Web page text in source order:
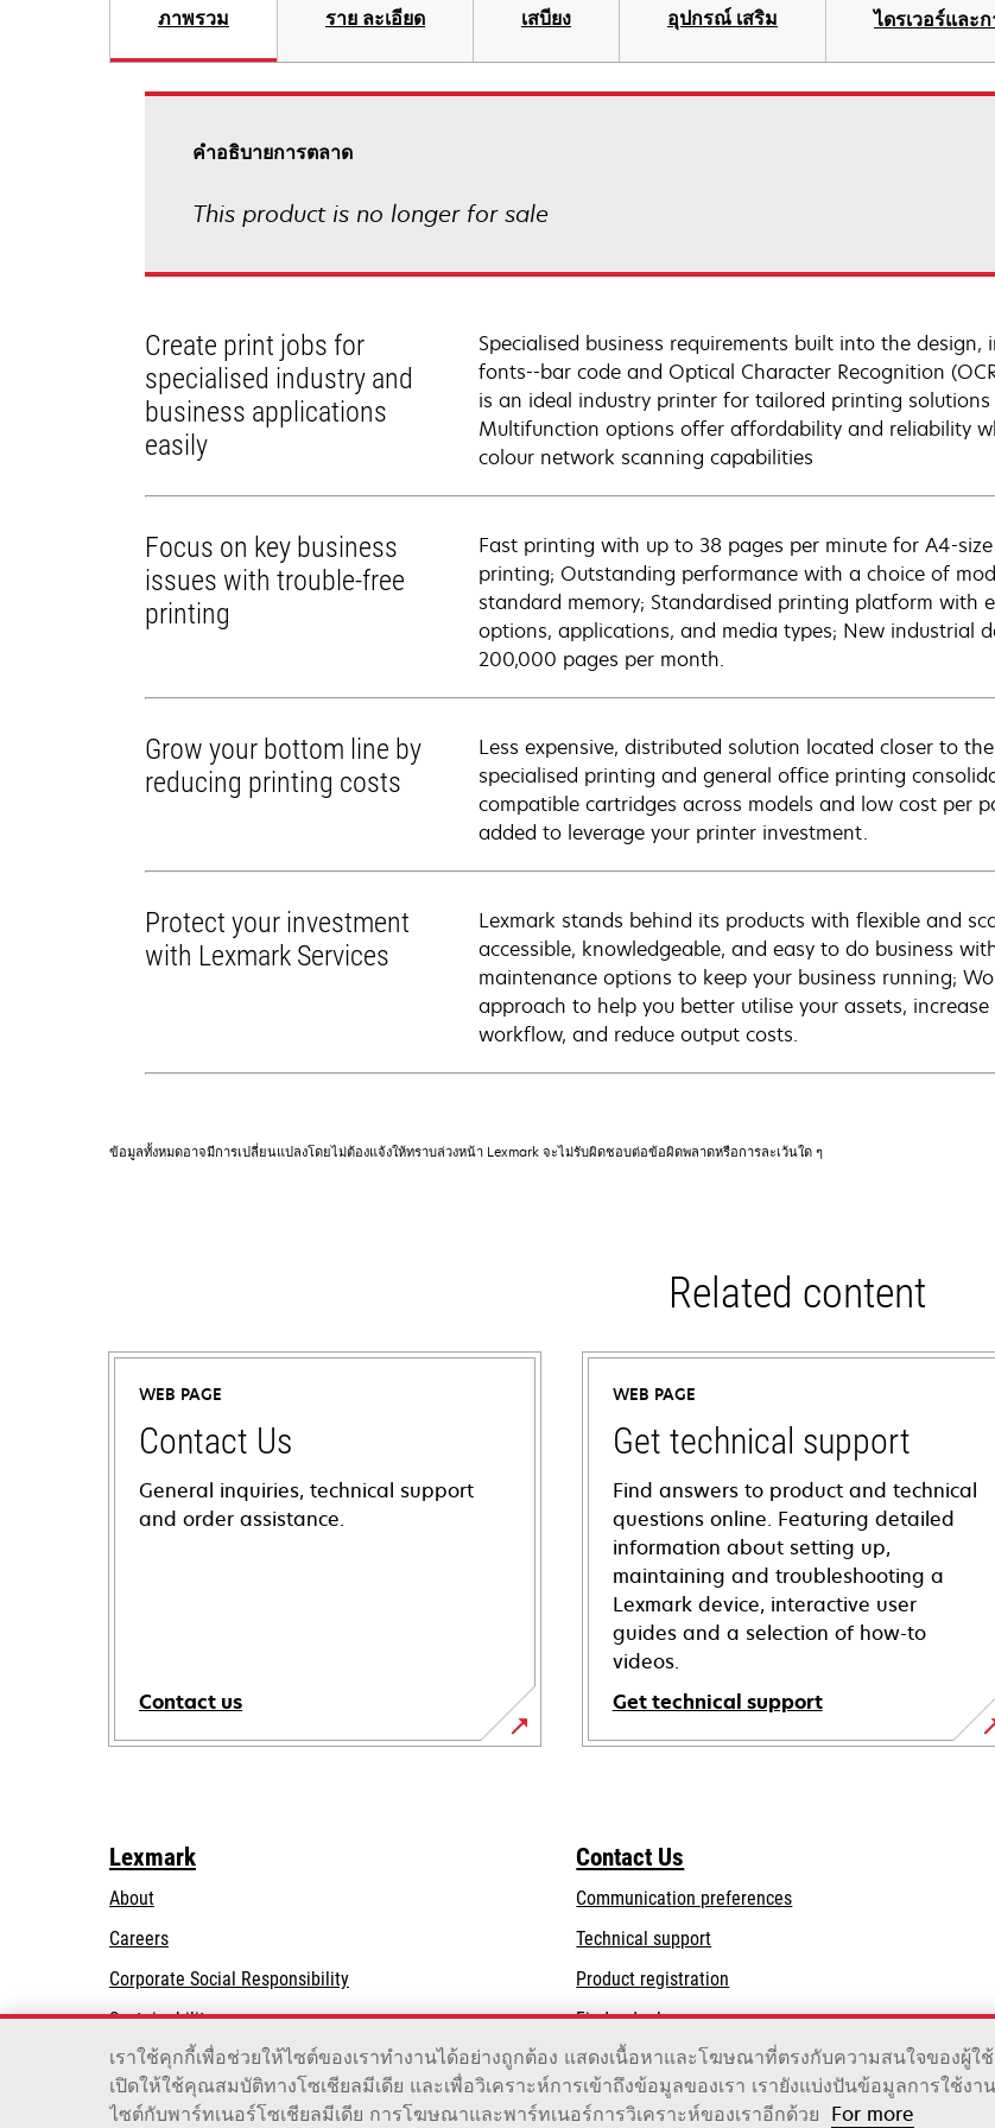
ภาพรวม ราย ละเอียด เสบียง อุปกรณ์ เสริม ไดรเวอร์และ
คําอธิบายการตลาด
This product is no longer for sale
Create print jobs for
specialised industry and
business applications
easily
Specialised business requirements built into the
fonts--bar code and Optical Character Recognition
is an ideal industry printer for tailored printing
Multifunction options offer affordability and reliability
colour network scanning capabilities
Focus on key business
issues with trouble-free
printing
Fast printing with up to 38 pages per minute for A4-
printing; Outstanding performance with a choice of
standard memory; Standardised printing platform with
options, applications, and media types; New industrial
200,000 pages per month.
Grow your bottom line by
reducing printing costs
Less expensive, distributed solution located closer to
specialised printing and general office printing
compatible cartridges across models and low cost per
added to leverage your printer investment.
Protect your investment
with Lexmark Services
Lexmark stands behind its products with flexible and
accessible, knowledgeable, and easy to do business
maintenance options to keep your business running;
approach to help you better utilise your assets,
workflow, and reduce output costs.
ข้อมูลทั้งหมดอาจมีการเปลี่ยนแปลงโดยไม่ต้องแจ้งให้ทราบล่วงหน้า Lexmark จะไม่รับผิดชอบต่อข้อผิดพลาดหรือการละเว้นใด ๆ
Related content
WEB PAGE
Contact Us
General inquiries, technical support
and order assistance.
Contact us
WEB PAGE
Get technical support
Find answers to product and technical
questions online. Featuring detailed
information about setting up,
maintaining and troubleshooting a
Lexmark device, interactive user
guides and a selection of how-to
videos.
Get technical support
opens
tab
Lexmark
About
Careers
Corporate Social Responsibilityopens
new
tab
Sustainability
Lexmark Partners
Contact Us
Communication preferences
Technical supportopens
a
new
tab
Product registration
Find a dealer
เราใช้คุกกี้เพื่อช่วยให้ไซต์ของเราทำงานได้อย่างถูกต้อง แสดงเนื้อหาและโฆษณาที่ตรงกับความสนใจของผู้ใช้
เปิดให้ใช้คุณสมบัติทางโซเชียลมีเดีย และเพื่อวิเคราะห์การเข้าถึงข้อมูลของเรา เรายังแบ่งปันข้อมูลการใช้งาน
ไซต์กับพาร์ทเนอร์โซเชียลมีเดีย การโฆษณาและพาร์ทเนอร์การวิเคราะห์ของเราอีกด้วย For more